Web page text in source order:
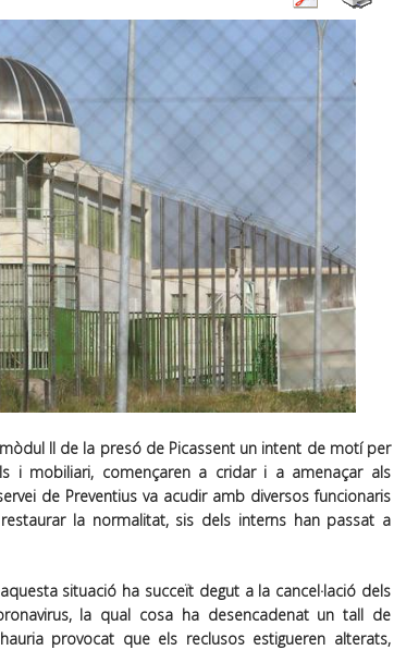
II de la presó de Picassent un intent de motí per
i mobiliari, començaren a cridar i a amenaçar als
de Preventius va acudir amb diversos funcionaris
la normalitat, sis dels interns han passat a
situació ha succeït degut a la cancel·lació dels
la qual cosa ha desencadenat un tall de
provocat que els reclusos estigueren alterats,